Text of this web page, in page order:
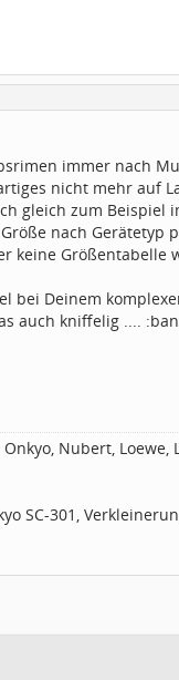
immer nach
nicht mehr auf
gleich zum Beispiel
nach Gerätetyp
keine Größentabelle
bei Deinem
auch kniffelig ....
Nubert, Loewe,
SC-301,